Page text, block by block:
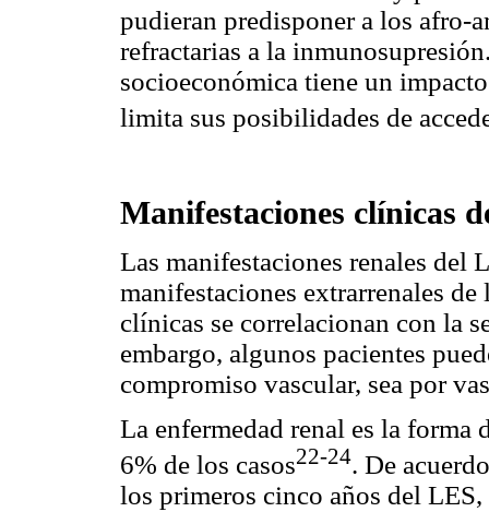
pudieran predisponer a los afro-
refractarias a la
socioeconómica tiene un
limita sus posibilidades de
Manifestaciones clínicas
Las manifestaciones renales del
manifestaciones extrarrenales
clínicas se correlacionan con la
embargo, algunos pacientes
compromiso vascular, sea por
La enfermedad renal es la
6% de los casos22-24. De
los primeros cinco años del